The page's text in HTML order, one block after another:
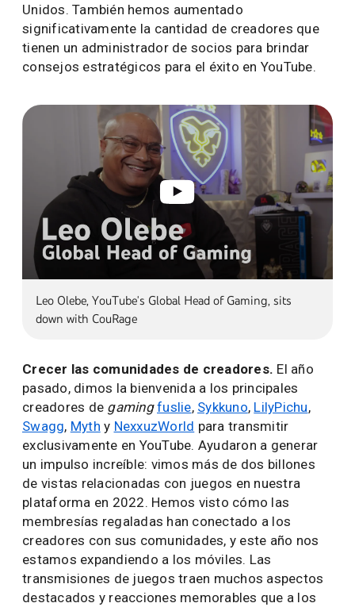
Unidos. También hemos aumentado
significativamente la cantidad de creadores que
tienen un administrador de socios para brindar
consejos estratégicos para el éxito en YouTube.
Leo Olebe, YouTube's Global Head of Gaming, sits
down with CouRage
Crecer las comunidades de creadores. El año
pasado, dimos la bienvenida a los principales
creadores de gaming fuslie, Sykkuno, LilyPichu,
Swagg, Myth y NexxuzWorld para transmitir
exclusivamente en YouTube. Ayudaron a generar
un impulso increíble: vimos más de dos billones
de vistas relacionadas con juegos en nuestra
plataforma en 2022. Hemos visto cómo las
membresías regaladas han conectado a los
creadores con sus comunidades, y este año nos
estamos expandiendo a los móviles. Las
transmisiones de juegos traen muchos aspectos
destacados y reacciones memorables que a los